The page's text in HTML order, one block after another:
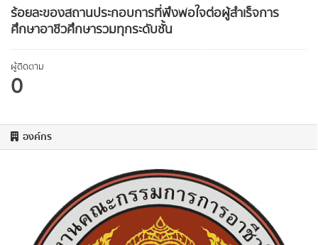
ร้อยละของสถานประกอบการที่พึงพอใจต่อผู้สำเร็จการ
ศึกษาอาชีวศึกษารวมทุกระดับชั้น
ผู้ติดตาม
0
องค์กร